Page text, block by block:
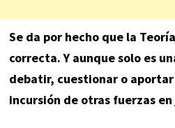
Se da por hecho que la
correcta. Y aunque solo es
debatir, cuestionar o aportar
incursión de otras fuerzas en